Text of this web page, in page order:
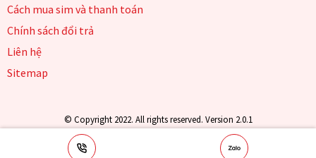
Cách mua sim và thanh toán
Chính sách đổi trả
Liên hệ
Sitemap
© Copyright 2022. All rights reserved. Version 2.0.1